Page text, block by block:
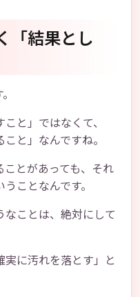
「結果とし
と」ではなくて、
と」なんですね。
とがあっても、それ
ことなんです。
ことは、絶対にして
に汚れを落とす」と